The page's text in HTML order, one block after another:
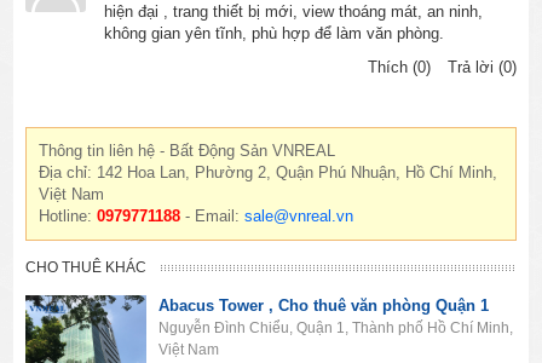
hiện đại , trang thiết bị mới, view thoáng mát, an ninh,
không gian yên tĩnh, phù hợp để làm văn phòng.
Thích (0)
Trả lời (0)
Thông tin liên hệ - Bất Động Sản VNREAL
Địa chỉ: 142 Hoa Lan, Phường 2, Quận Phú Nhuận, Hồ Chí Minh,
Việt Nam
Hotline:0979771188 - Email:sale@vnreal.vn
CHO THUÊ KHÁC
Abacus Tower , Cho thuê văn phòng Quận 1
Nguyễn Đình Chiểu, Quận 1, Thành phố Hồ Chí Minh,
Việt Nam